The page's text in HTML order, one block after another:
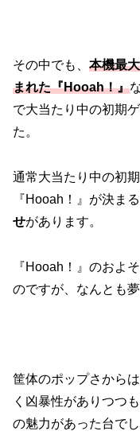
その中でも、 本機最
まれた『Hooah！』
で大当たり中の初期
た。
通常大当たり中の初
『Hooah！』が決まる
せがあります。
『Hooah！』のおよ
のですが、なんとも
筐体のポップさから
く凶暴性がありつつ
の魅力があった台でし